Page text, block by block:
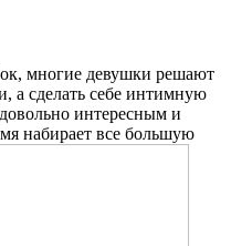
многие девушки решают
а сделать себе интимную
интересным и
набирает все большую